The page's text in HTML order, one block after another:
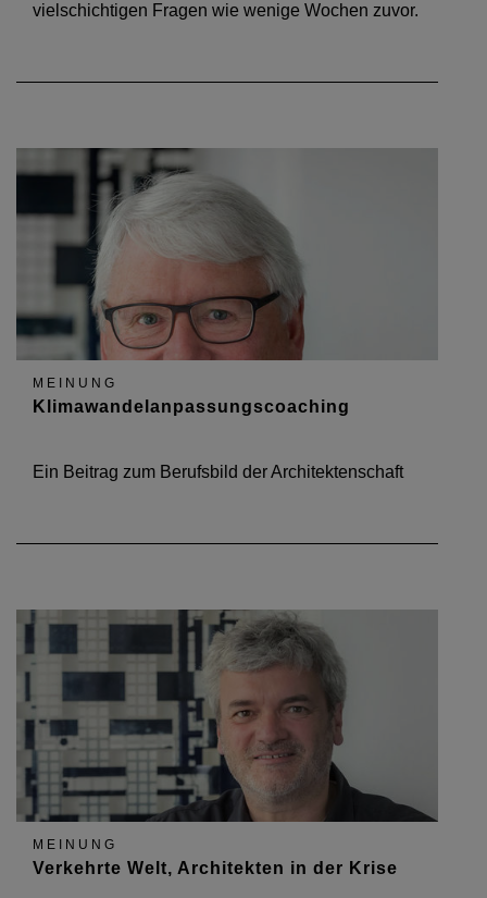
vielschichtigen Fragen wie wenige Wochen zuvor.
MEINUNG
Klimawandelanpassungscoaching
Ein Beitrag zum Berufsbild der Architektenschaft
MEINUNG
Verkehrte Welt, Architekten in der Krise